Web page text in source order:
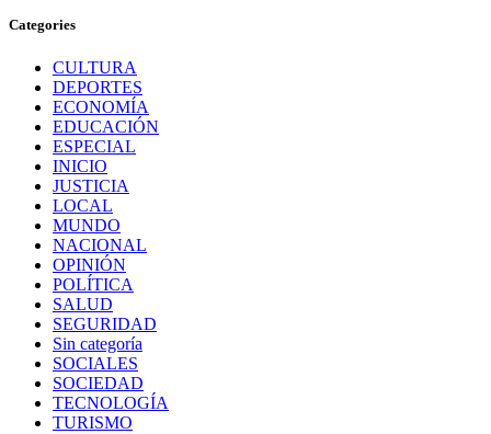
Categories
CULTURA
DEPORTES
ECONOMÍA
EDUCACIÓN
ESPECIAL
INICIO
JUSTICIA
LOCAL
MUNDO
NACIONAL
OPINIÓN
POLÍTICA
SALUD
SEGURIDAD
Sin categoría
SOCIALES
SOCIEDAD
TECNOLOGÍA
TURISMO